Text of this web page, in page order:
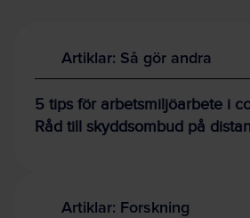
Artiklar: Så gör andra
5 tips för arbetsmiljöarbete i
Råd till skyddsombud på
Artiklar: Forskning